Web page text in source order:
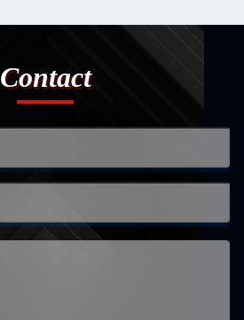
Contact